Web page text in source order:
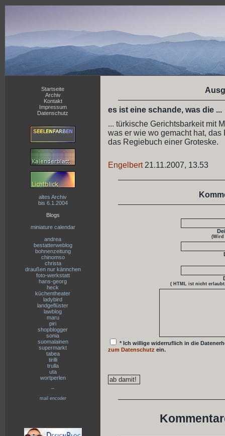
Startseite
Archiv
Kontakt
Impressum
Datenschutz
altes Archiv
bis 6.1.2004
Blogs
miniature calendar
andrea
bestatterweblog
bohnenzeitung
chinomso
christa
draußen nur kännchen
foto-werkstatt
hans-georg
heck
küchentheater
ladybird
landgeflüster
lawblog
maru
piri
shopblogger
sonia
suomalainen
supermarkt
tabea
tirilli
trulla
uta
wortperlen
--
mail encoder
es ist eine schande, was die ...
... türkische Gerichtsbarkeit mit
was er wie wo gemacht hat,
das Regiebuch einer Groteske.
Engelbert21.11.2007, 13.53
(Wird
( HTML ist nicht
* Ich willige widerruflich in die
zum Datenschutz ein.